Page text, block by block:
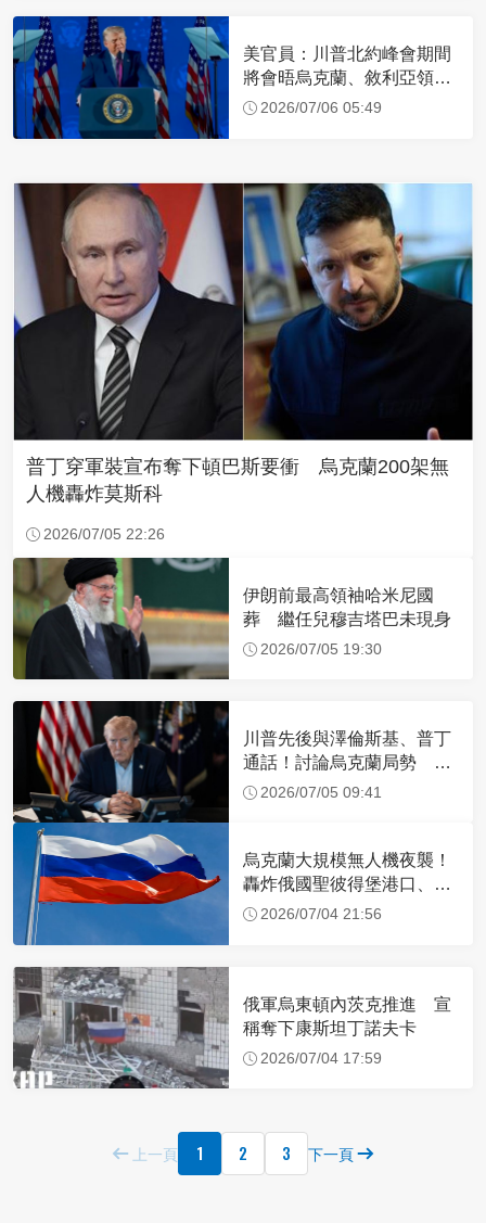
美官員：川普北約峰會期間
將會晤烏克蘭、敘利亞領導
人2026/07/06 05:49
普丁穿軍裝宣布奪下頓巴斯要衝 烏克蘭200架無
人機轟炸莫斯科
2026/07/05 22:26
伊朗前最高領袖哈米尼國
葬 繼任兒穆吉塔巴未現身
2026/07/05 19:30
川普先後與澤倫斯基、普丁
通話！討論烏克蘭局勢 談
話內容曝光
2026/07/05 09:41
烏克蘭大規模無人機夜襲！
轟炸俄國聖彼得堡港口、石
油設施
2026/07/04 21:56
俄軍烏東頓內茨克推進 宣
稱奪下康斯坦丁諾夫卡
2026/07/04 17:59
上一頁 1 2 3 下一頁